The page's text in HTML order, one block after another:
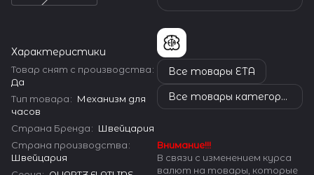
Характеристики
Товар снят с производства:
Да
Тип товара: Механизм для
часов
Страна Бренда: Швейцария
Страна производства:
Швейцария
Все товары ETA
Все товары категории
Внимание!!!
В связи с изменением курса
валют на товары, которые